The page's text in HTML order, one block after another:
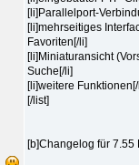
[li]Parallelport-
[li]mehrseitiges
Favoriten[/li]
[li]Miniaturansicht
Suche[/li]
[li]weitere
[/list]
[b]Changelog für 7.55